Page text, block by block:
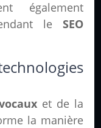
également
le SEO
et de la
la manière